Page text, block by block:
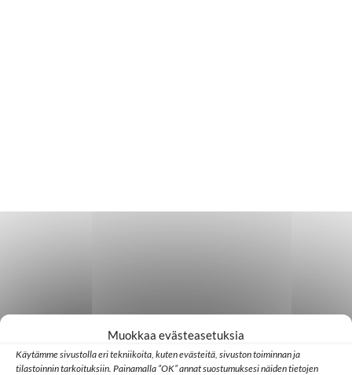
Muokkaa evästeasetuksia
Käytämme sivustolla eri tekniikoita, kuten evästeitä, sivuston toiminnan ja
tilastoinnin tarkoituksiin. Painamalla ”OK” annat suostumuksesi näiden tietojen